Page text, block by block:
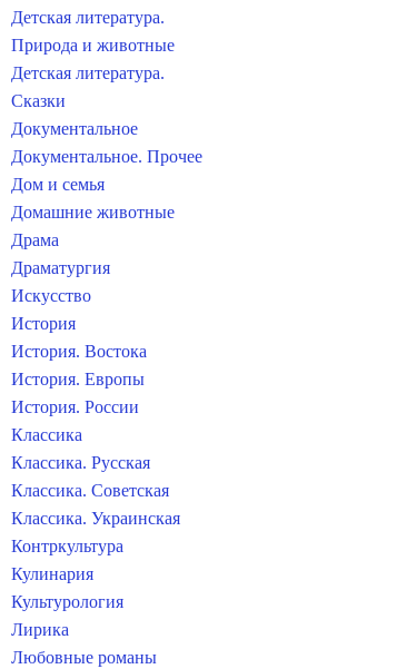
Детская литература.
Природа и животные
Детская литература.
Сказки
Документальное
Документальное. Прочее
Дом и семья
Домашние животные
Драма
Драматургия
Искусство
История
История. Востока
История. Европы
История. России
Классика
Классика. Русская
Классика. Советская
Классика. Украинская
Контркультура
Кулинария
Культурология
Лирика
Любовные романы